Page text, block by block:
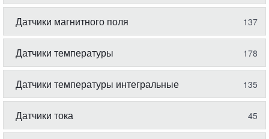
Датчики магнитного поля 137
Датчики температуры 178
Датчики температуры интегральные 135
Датчики тока 45